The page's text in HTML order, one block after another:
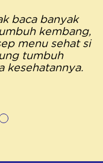
baca banyak
kembang,
menu sehat si
tumbuh
kesehatannya.